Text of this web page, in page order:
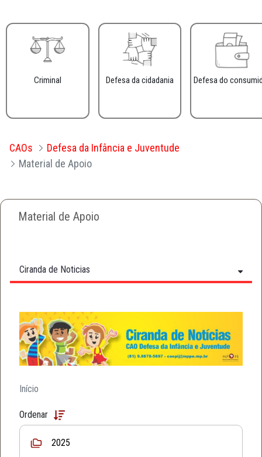
Criminal Defesa da cidadania Defesa do
CAOs
Defesa da Infância e Juventude
Material de Apoio
Material de Apoio
Ciranda de Noticias
Início
Ordenar
2025